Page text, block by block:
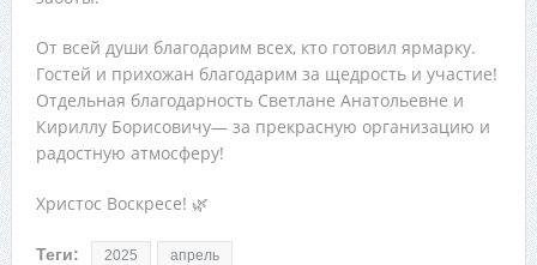
От всей души благодарим всех, кто готовил ярмарку.
Гостей и прихожан благодарим за щедрость и участие!
Отдельная благодарность Светлане Анатольевне и
Кириллу Борисовичу— за прекрасную организацию и
радостную атмосферу!
Христос Воскресе! 🌿
Теги: 2025 апрель